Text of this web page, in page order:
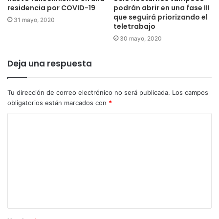
residencia por COVID-19
31 mayo, 2020
podrán abrir en una fase III
que seguirá priorizando el
teletrabajo
30 mayo, 2020
Deja una respuesta
Tu dirección de correo electrónico no será publicada. Los campos
obligatorios están marcados con *